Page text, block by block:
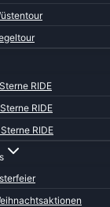
RIDE
RIDE
RIDE